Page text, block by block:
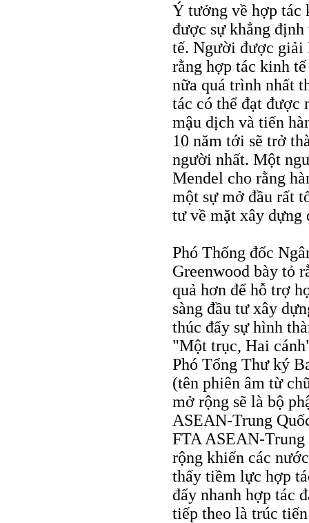
Ý tưởng về hợp tác
được sự khẳng
tế. Người được giải
rằng hợp tác kinh
nữa quá trình nhất
tác có thể đạt được
mậu dịch và tiến
10 năm tới sẽ trở
người nhất. Một
Mendel cho rằng
một sự mở đầu rất
tư về mặt xây dựng
Phó Thống đốc
Greenwood bày tỏ
quả hơn để hỗ trợ
sàng đầu tư xây
thúc đẩy sự hình
"Một trục, Hai
Phó Tổng Thư ký
(tên phiên âm từ
mở rộng sẽ là bộ
ASEAN-Trung
FTA ASEAN-
rộng khiến các
thấy tiềm lực hợp
đẩy nhanh hợp tác
tiếp theo là trúc